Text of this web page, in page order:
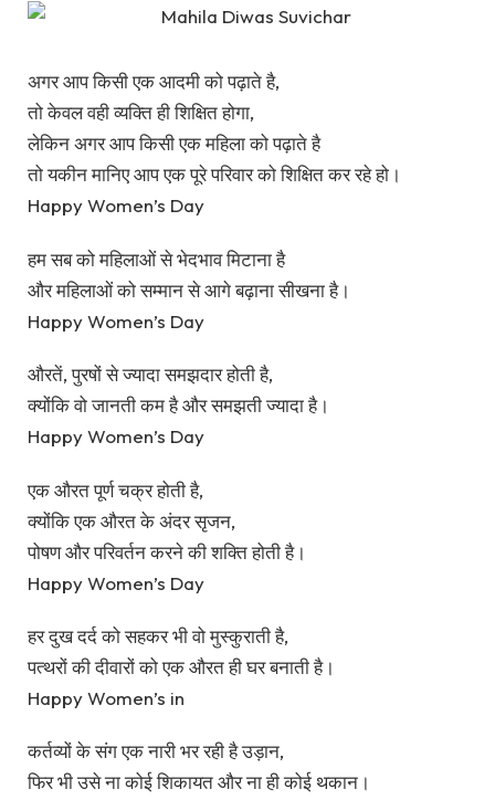
अगर आप किसी एक आदमी को पढ़ाते है,
तो केवल वही व्यक्ति ही शिक्षित होगा,
लेकिन अगर आप किसी एक महिला को पढ़ाते है
तो यकीन मानिए आप एक पूरे परिवार को शिक्षित कर रहे हो।
Happy Women’s Day
हम सब को महिलाओं से भेदभाव मिटाना है
और महिलाओं को सम्मान से आगे बढ़ाना सीखना है।
Happy Women’s Day
औरतें, पुरषों से ज्यादा समझदार होती है,
क्योंकि वो जानती कम है और समझती ज्यादा है।
Happy Women’s Day
एक औरत पूर्ण चक्र होती है,
क्योंकि एक औरत के अंदर सृजन,
पोषण और परिवर्तन करने की शक्ति होती है।
Happy Women’s Day
हर दुख दर्द को सहकर भी वो मुस्कुराती है,
पत्थरों की दीवारों को एक औरत ही घर बनाती है।
Happy Women’s in
कर्तव्यों के संग एक नारी भर रही है उड़ान,
फिर भी उसे ना कोई शिकायत और ना ही कोई थकान।